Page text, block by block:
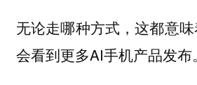
无论走哪种方式，这都意
会看到更多AI手机产品发布。